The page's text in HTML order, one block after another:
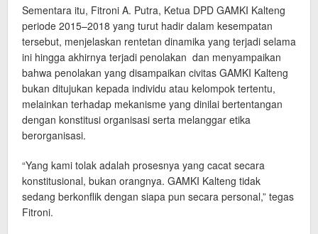
‎Sementara itu, Fitroni A. Putra, Ketua DPD GAMKI Kalteng
periode 2015–2018 yang turut hadir dalam kesempatan
tersebut, menjelaskan rentetan dinamika yang terjadi selama
ini hingga akhirnya terjadi penolakan dan menyampaikan
bahwa penolakan yang disampaikan civitas GAMKI Kalteng
bukan ditujukan kepada individu atau kelompok tertentu,
melainkan terhadap mekanisme yang dinilai bertentangan
dengan konstitusi organisasi serta melanggar etika
berorganisasi.
‎“Yang kami tolak adalah prosesnya yang cacat secara
konstitusional, bukan orangnya. GAMKI Kalteng tidak
sedang berkonflik dengan siapa pun secara personal,” tegas
Fitroni.